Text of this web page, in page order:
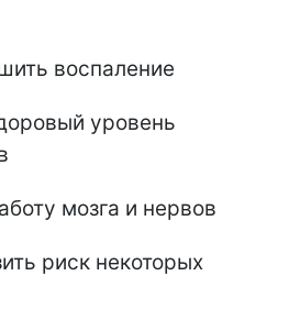
воспаление
уровень
мозга и нервов
риск некоторых